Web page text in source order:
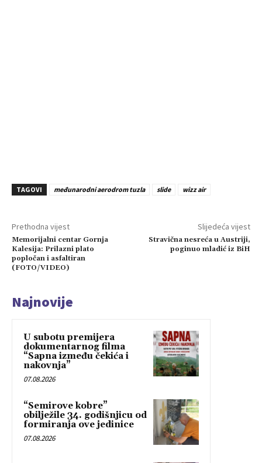
TAGOVI međunarodni aerodrom tuzla slide wizz air
Prethodna vijest
Memorijalni centar Gornja
Kalesija: Prilazni plato
popločan i asfaltiran
(FOTO/VIDEO)
Slijedeća vijest
Stravična nesreća u Austriji,
poginuo mladić iz BiH
Najnovije
U subotu premijera
dokumentarnog filma
“Sapna između čekića i
nakovnja”
07.08.2026
“Semirove kobre”
obilježile 34. godišnjicu od
formiranja ove jedinice
07.08.2026